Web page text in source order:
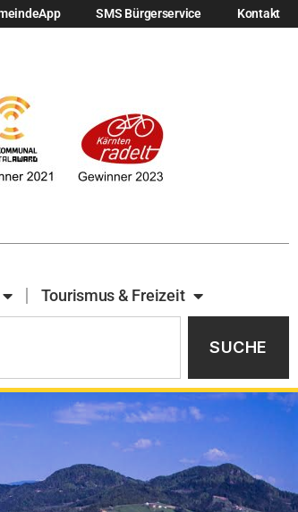
SMS Bürgerservice Kontakt
Tourismus & Freizeit
SUCHE